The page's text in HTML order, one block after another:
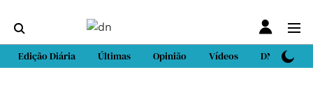
Edição Diária Últimas Opinião Vídeos DN Sport